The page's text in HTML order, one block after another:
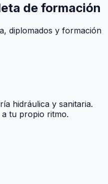
de formación
diplomados y formación
hidráulica y sanitaria.
tu propio ritmo.